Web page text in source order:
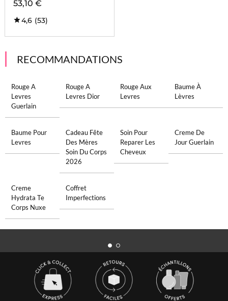
53,10 €
4,6 (53)
RECOMMANDATIONS
Rouge A
Levres
Guerlain
Rouge A
Levres Dior
Rouge Aux
Levres
Baume À
Lèvres
Baume Pour
Levres
Cadeau Fête
Des Mères
Soin Du Corps
2026
Soin Pour
Reparer Les
Cheveux
Creme De
Jour Guerlain
Creme
Hydrata Te
Corps Nuxe
Coffret
Imperfections